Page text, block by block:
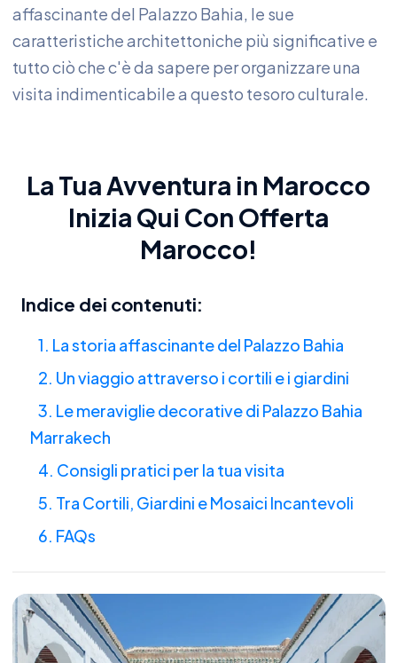
affascinante del Palazzo Bahia, le sue
caratteristiche architettoniche più significative e
tutto ciò che c'è da sapere per organizzare una
visita indimenticabile a questo tesoro culturale.
La Tua Avventura in Marocco
Inizia Qui Con Offerta
Marocco!
Indice dei contenuti:
1. La storia affascinante del Palazzo Bahia
2. Un viaggio attraverso i cortili e i giardini
3. Le meraviglie decorative di Palazzo Bahia
Marrakech
4. Consigli pratici per la tua visita
5. Tra Cortili, Giardini e Mosaici Incantevoli
6. FAQs